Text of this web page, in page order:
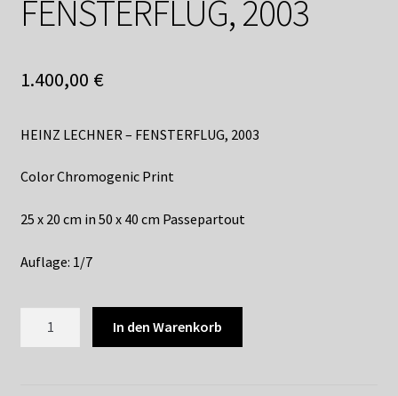
Versandkosten / Lieferung
Warenkorb
Widerrufsbelehrung
FENSTERFLUG, 2003
1.400,00 €
HEINZ LECHNER – FENSTERFLUG, 2003
Color Chromogenic Print
25 x 20 cm in 50 x 40 cm Passepartout
Auflage: 1/7
In den Warenkorb